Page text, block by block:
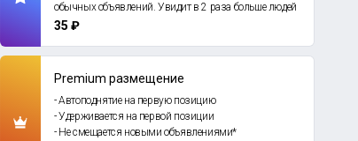
обычных объявлений. Увидит в 2 раза больше людей
35 ₽
Premium размещение
- Автоподнятие на первую позицию
- Удерживается на первой позиции
- Не смещается новыми объявлениями*